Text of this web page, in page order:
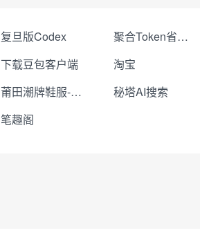
复旦版Codex 聚合Token省钱省心
下载豆包客户端
淘宝
莆田潮牌鞋服-工厂直销
秘塔AI搜索
笔趣阁